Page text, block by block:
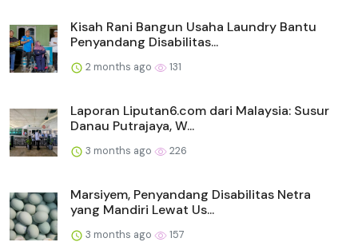
Kisah Rani Bangun Usaha Laundry Bantu
Penyandang Disabilitas...
2 months ago 131
Laporan Liputan6.com dari Malaysia: Susur
Danau Putrajaya, W...
3 months ago 226
Marsiyem, Penyandang Disabilitas Netra
yang Mandiri Lewat Us...
3 months ago 157